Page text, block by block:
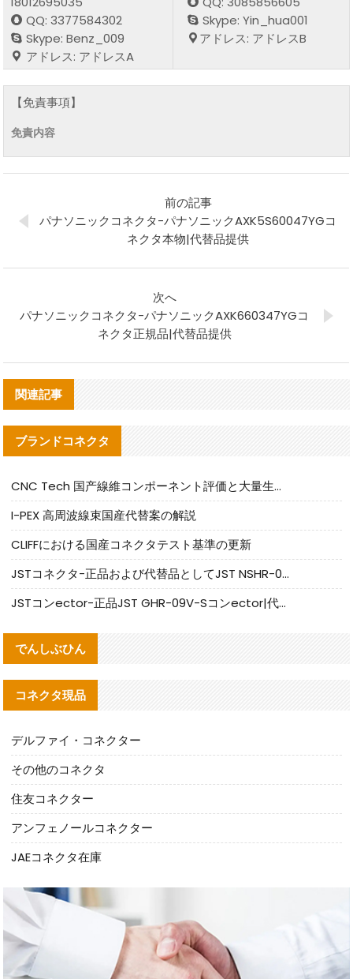
QQ: 3377584302
Skype: Benz_009
アドレス: アドレスA
Skype: Yin_hua001
アドレス: アドレスB
【免責事項】
免責内容
前の記事
パナソニックコネクタ-パナソニックAXK5S60047YGコ
ネクタ本物|代替品提供
次へ
パナソニックコネクタ-パナソニックAXK660347YGコ
ネクタ正規品|代替品提供
関連記事
ブランドコネクタ
CNC Tech 国产線維コンポーネント評価と大量生産適合ガイド
I-PEX 高周波線束国産代替案の解説
CLIFFにおける国産コネクタテスト基準の更新
JSTコネクタ-正品および代替品としてJST NSHR-02V-Sコネクタを提供します
JSTコンector-正品JST GHR-09V-Sコンector|代替品提供
でんしぶひん
コネクタ現品
デルファイ・コネクター
その他のコネクタ
住友コネクター
アンフェノールコネクター
JAEコネクタ在庫